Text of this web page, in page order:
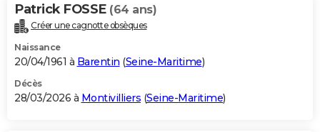
Patrick FOSSE (64 ans)
Créer une cagnotte obsèques
Naissance
20/04/1961 à Barentin (Seine-Maritime)
Décès
28/03/2026 à Montivilliers (Seine-Maritime)